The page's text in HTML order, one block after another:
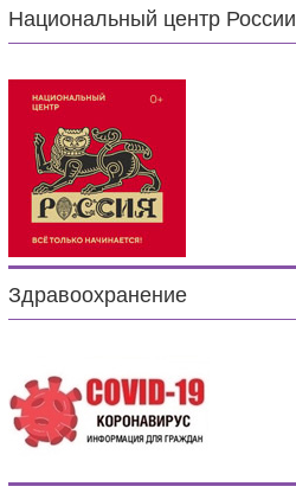
Национальный центр России
Здравоохранение